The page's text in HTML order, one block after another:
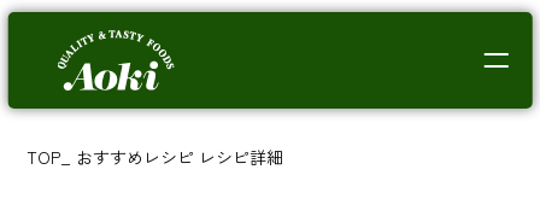
TOP おすすめレシピ レシピ詳細